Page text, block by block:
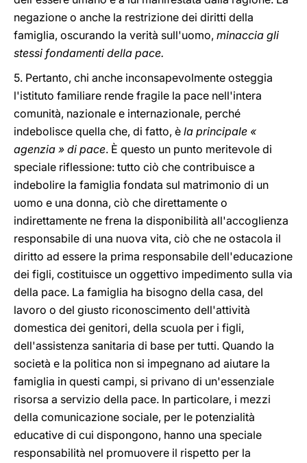
negazione o anche la restrizione dei diritti della
famiglia, oscurando la verità sull'uomo, minaccia gli
stessi fondamenti della pace.
5. Pertanto, chi anche inconsapevolmente osteggia
l'istituto familiare rende fragile la pace nell'intera
comunità, nazionale e internazionale, perché
indebolisce quella che, di fatto, è la principale «
agenzia » di pace. È questo un punto meritevole di
speciale riflessione: tutto ciò che contribuisce a
indebolire la famiglia fondata sul matrimonio di un
uomo e una donna, ciò che direttamente o
indirettamente ne frena la disponibilità all'accoglienza
responsabile di una nuova vita, ciò che ne ostacola il
diritto ad essere la prima responsabile dell'educazione
dei figli, costituisce un oggettivo impedimento sulla via
della pace. La famiglia ha bisogno della casa, del
lavoro o del giusto riconoscimento dell'attività
domestica dei genitori, della scuola per i figli,
dell'assistenza sanitaria di base per tutti. Quando la
società e la politica non si impegnano ad aiutare la
famiglia in questi campi, si privano di un'essenziale
risorsa a servizio della pace. In particolare, i mezzi
della comunicazione sociale, per le potenzialità
educative di cui dispongono, hanno una speciale
responsabilità nel promuovere il rispetto per la